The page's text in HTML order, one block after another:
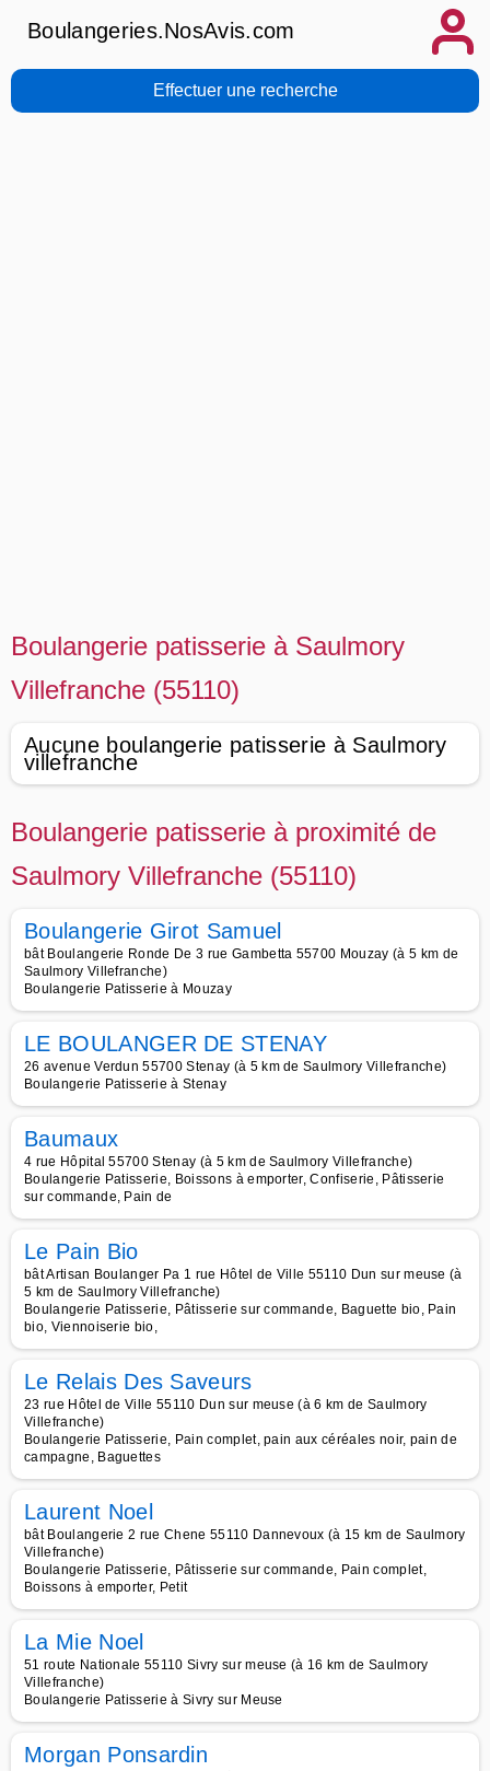
Boulangeries.NosAvis.com
Effectuer une recherche
Boulangerie patisserie à Saulmory
Villefranche (55110)
Aucune boulangerie patisserie à Saulmory
villefranche
Boulangerie patisserie à proximité de
Saulmory Villefranche (55110)
Boulangerie Girot Samuel
bât Boulangerie Ronde De 3 rue Gambetta 55700 Mouzay (à 5 km de
Saulmory Villefranche)
Boulangerie Patisserie à Mouzay
LE BOULANGER DE STENAY
26 avenue Verdun 55700 Stenay (à 5 km de Saulmory Villefranche)
Boulangerie Patisserie à Stenay
Baumaux
4 rue Hôpital 55700 Stenay (à 5 km de Saulmory Villefranche)
Boulangerie Patisserie, Boissons à emporter, Confiserie, Pâtisserie
sur commande, Pain de
Le Pain Bio
bât Artisan Boulanger Pa 1 rue Hôtel de Ville 55110 Dun sur meuse (à
5 km de Saulmory Villefranche)
Boulangerie Patisserie, Pâtisserie sur commande, Baguette bio, Pain
bio, Viennoiserie bio,
Le Relais Des Saveurs
23 rue Hôtel de Ville 55110 Dun sur meuse (à 6 km de Saulmory
Villefranche)
Boulangerie Patisserie, Pain complet, pain aux céréales noir, pain de
campagne, Baguettes
Laurent Noel
bât Boulangerie 2 rue Chene 55110 Dannevoux (à 15 km de Saulmory
Villefranche)
Boulangerie Patisserie, Pâtisserie sur commande, Pain complet,
Boissons à emporter, Petit
La Mie Noel
51 route Nationale 55110 Sivry sur meuse (à 16 km de Saulmory
Villefranche)
Boulangerie Patisserie à Sivry sur Meuse
Morgan Ponsardin